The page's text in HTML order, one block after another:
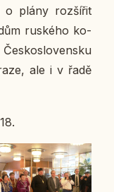
o plány roz­ší­řit
rus­ké­ho ko­
ale i v řadě